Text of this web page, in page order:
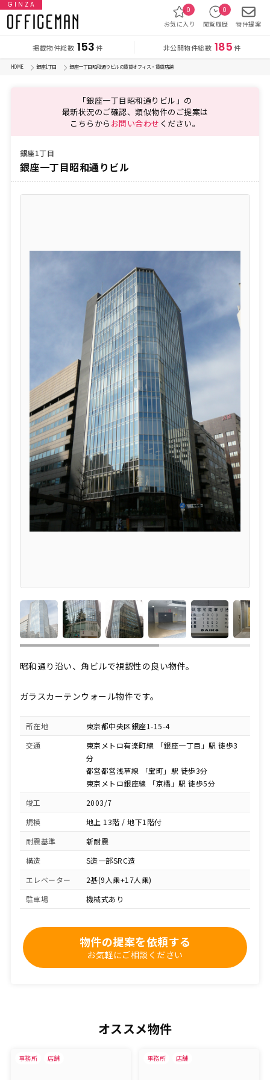
GINZA
掲載物件総数 153件 非公開物件総数 185件
お気に入り
0
閲覧履歴
0
物件提案
HOME 銀座1丁目 銀座一丁目昭和通りビルの賃貸オフィス・賃貸店舗
「銀座一丁目昭和通りビル」の
最新状況のご確認、類似物件のご提案は
こちらから お問い合わせ ください。
銀座1丁目
銀座一丁目昭和通りビル
昭和通り沿い、角ビルで視認性の良い物件。
ガラスカーテンウォール物件です。
所在地
東京都中央区銀座1-15-4
交通
東京メトロ有楽町線 「銀座一丁目」駅 徒歩3
分
都営都営浅草線 「宝町」駅 徒歩3分
東京メトロ銀座線 「京橋」駅 徒歩5分
竣工
2003/7
規模
地上 13階 / 地下1階付
耐震基準
新耐震
構造
S造一部SRC造
エレベーター
2基(9人乗+17人乗)
駐車場
機械式あり
物件の提案を依頼する
お気軽にご相談ください
オススメ物件
事務所 店舗 事務所 店舗